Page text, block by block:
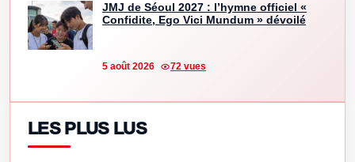
JMJ de Séoul 2027 : l’hymne officiel «
Confidite, Ego Vici Mundum » dévoilé
5 août 2026 72 vues
LES PLUS LUS